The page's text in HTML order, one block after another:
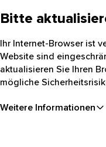
Bitte
Ihr Internet-Browser ist
Website sind
aktualisieren Sie Ihren
mögliche
Weitere Informationen